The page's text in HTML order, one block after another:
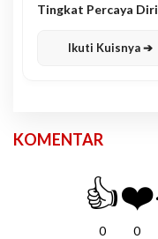
Tingkat Percaya Diri
Ikuti Kuisnya ➔
KOMENTAR
👍
0
❤️
0